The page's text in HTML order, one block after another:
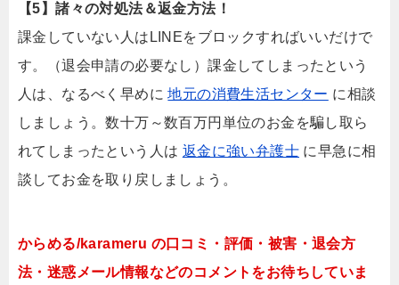
【5】諸々の対処法＆返金方法！
課金していない人はLINEをブロックすればいいだけで
す。（退会申請の必要なし）課金してしまったという
人は、なるべく早めに地元の消費生活センター に相談
しましょう。数十万～数百万円単位のお金を騙し取ら
れてしまったという人は 返金に強い弁護士 に早急に相
談してお金を取り戻しましょう。
からめる/karameru の口コミ・評価・被害・退会方
法・迷惑メール情報などのコメントをお待ちしていま